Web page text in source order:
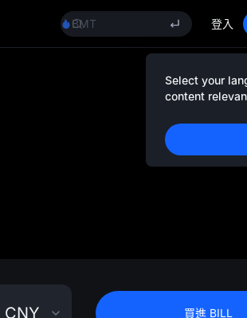
BMT
MUBARAK
UNITREE 8.10 科創板申購
UNITREE 8.10 科創板申購
登入
Select your
content
CNY 買進 BILL